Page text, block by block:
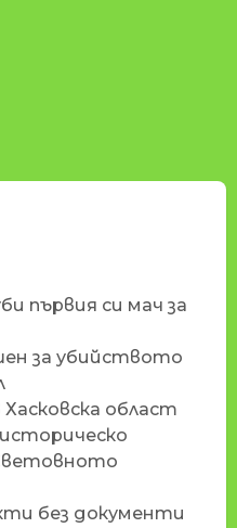
първия си мач за
за убийството
област
без документи